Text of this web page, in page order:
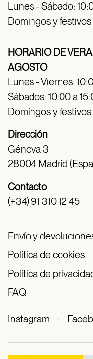
Lunes - Sábado:
Domingos y
HORARIO DE
AGOSTO
Lunes - Viernes:
Sábados: 10:00 a
Domingos y
Dirección
Génova 3
28004 Madrid
Contacto
(+34) 91 310 12 45
Envío y
Política de cookies
Política de
FAQ
Instagram ·